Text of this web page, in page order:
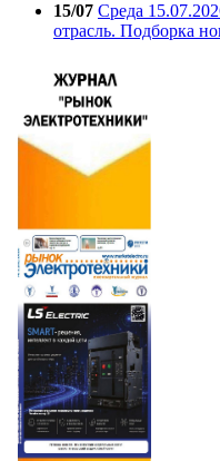
15/07 Среда
отрасль. Подборка